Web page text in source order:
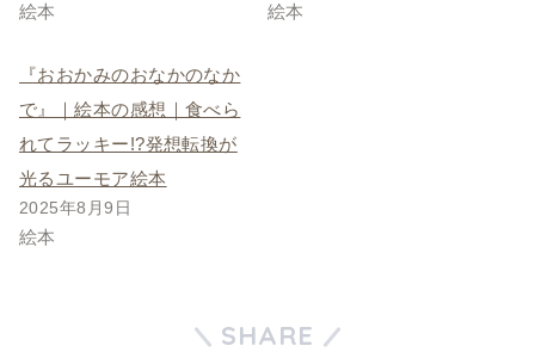
絵本 絵本
『おおかみのおなかのなか
で』｜絵本の感想｜食べら
れてラッキー!?発想転換が
光るユーモア絵本
2025年8月9日
絵本
SHARE